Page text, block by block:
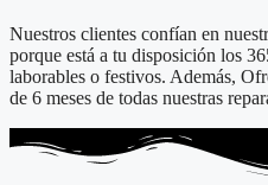
Nuestros clientes confían en
porque está a tu disposición los
laborables o festivos. Además,
de 6 meses de todas nuestras